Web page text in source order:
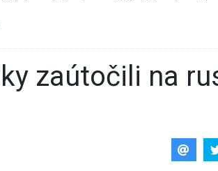
záliv“, pripravil zoznam cieľov